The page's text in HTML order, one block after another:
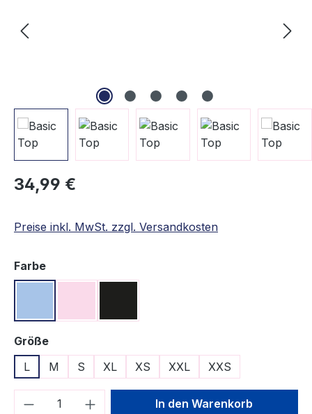
Regulärer Preis:
34,99 €
Preise inkl. MwSt. zzgl. Versandkosten
Farbeauswählen
Größeauswählen
L
M S XL XS XXL XXS
Produkt Anzahl: Gib denIn den Warenkorb